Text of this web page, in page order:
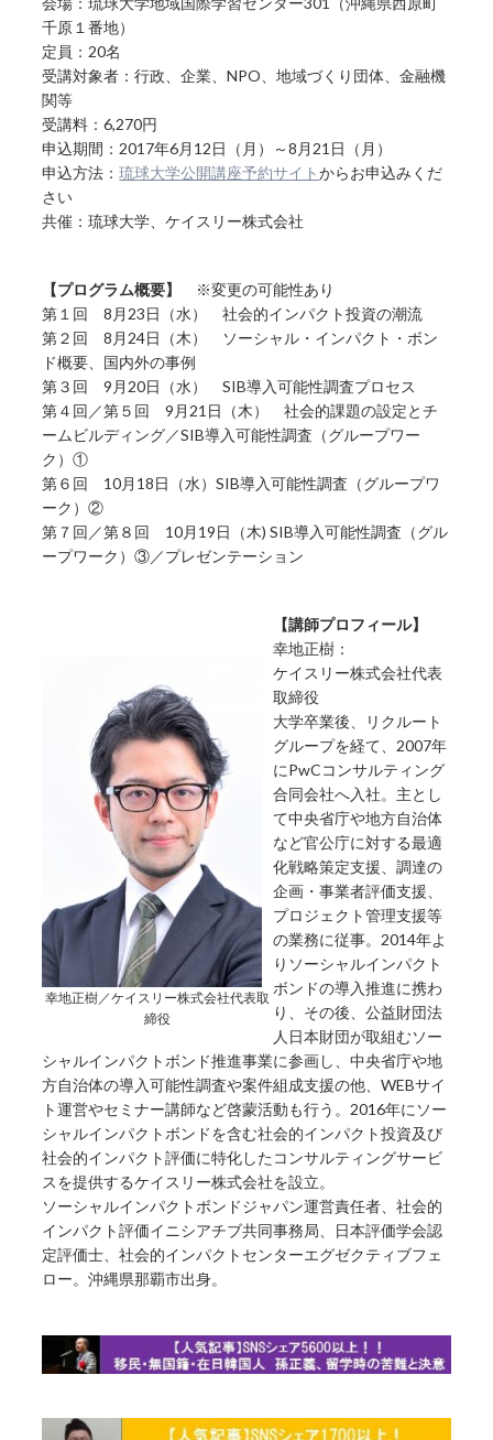
千原１番地）
定員：20名
受講対象者：行政、企業、NPO、地域づくり団体、金融機
関等
受講料：6,270円
申込期間：2017年6月12日（月）～8月21日（月）
申込方法：琉球大学公開講座予約サイトからお申込みくだ
さい
共催：琉球大学、ケイスリー株式会社
【プログラム概要】
※変更の可能性あり
第１回 8月23日（水） 社会的インパクト投資の潮流
第２回 8月24日（木） ソーシャル・インパクト・ボン
ド概要、国内外の事例
第３回 9月20日（水） SIB導入可能性調査プロセス
第４回／第５回 9月21日（木） 社会的課題の設定とチ
ームビルディング／SIB導入可能性調査（グループワー
ク）①
第６回 10月18日（水）SIB導入可能性調査（グループワ
ーク）②
第７回／第８回 10月19日（木) SIB導入可能性調査（グル
ープワーク）③／プレゼンテーション
幸地正樹／ケイスリー株式会社代表取
締役
【講師プロフィール】
幸地正樹：
ケイスリー株式会社代表
取締役
大学卒業後、リクルート
グループを経て、2007年
にPwCコンサルティング
合同会社へ入社。主とし
て中央省庁や地方自治体
など官公庁に対する最適
化戦略策定支援、調達の
企画・事業者評価支援、
プロジェクト管理支援等
の業務に従事。2014年よ
りソーシャルインパクト
ボンドの導入推進に携わ
り、その後、公益財団法
人日本財団が取組むソー
シャルインパクトボンド推進事業に参画し、中央省庁や地
方自治体の導入可能性調査や案件組成支援の他、WEBサイ
ト運営やセミナー講師など啓蒙活動も行う。2016年にソー
シャルインパクトボンドを含む社会的インパクト投資及び
社会的インパクト評価に特化したコンサルティングサービ
スを提供するケイスリー株式会社を設立。
ソーシャルインパクトボンドジャパン運営責任者、社会的
インパクト評価イニシアチブ共同事務局、日本評価学会認
定評価士、社会的インパクトセンターエグゼクティブフェ
ロー。沖縄県那覇市出身。